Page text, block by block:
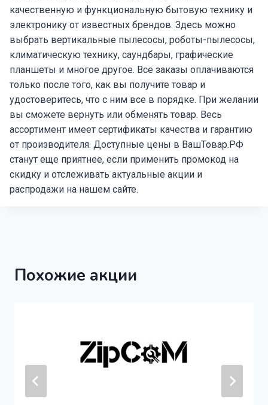
качественную и функциональную бытовую технику и
электронику от известных брендов. Здесь можно
выбрать вертикальные пылесосы, роботы-пылесосы,
климатическую технику, саундбары, графические
планшеты и многое другое. Все заказы оплачиваются
только после того, как вы получите товар и
удостоверитесь, что с ним все в порядке. При желании
вы сможете вернуть или обменять товар. Весь
ассортимент имеет сертификаты качества и гарантию
от производителя. Доступные цены в ВашТовар.РФ
станут еще приятнее, если применить промокод на
скидку и отслеживать актуальные акции и
распродажи на нашем сайте.
Похожие акции